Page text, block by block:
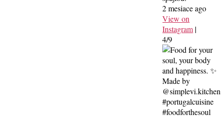
2 mesiace ago
View on
Instagram |
4/9